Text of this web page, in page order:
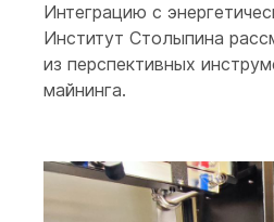
Интеграцию с
Институт Столыпина
из перспективных
майнинга.